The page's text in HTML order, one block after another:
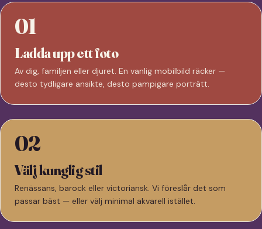
01
Ladda upp ett foto
Av dig, familjen eller djuret. En vanlig mobilbild räcker —
desto tydligare ansikte, desto pampigare porträtt.
02
Välj kunglig stil
Renässans, barock eller victoriansk. Vi föreslår det som
passar bäst — eller välj minimal akvarell istället.